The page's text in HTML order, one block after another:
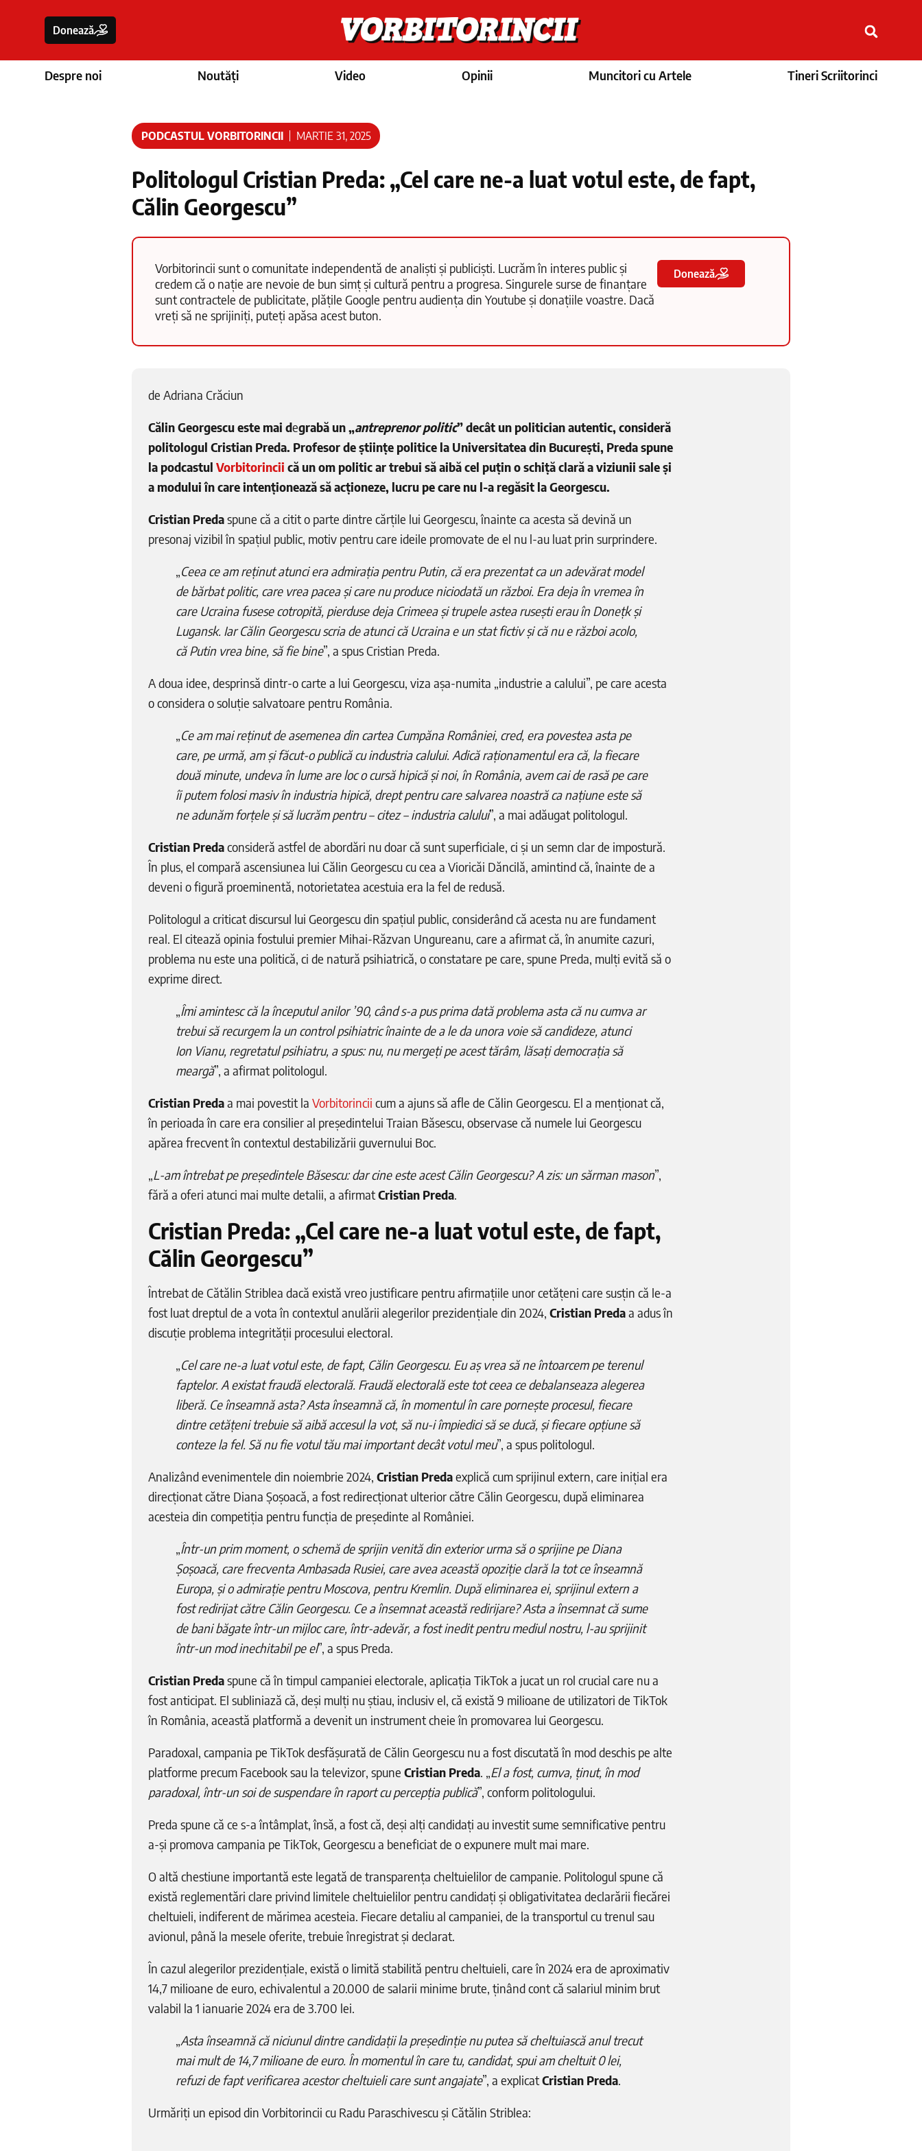
Donează
Despre noi Noutăți Video Opinii Muncitori cu Artele Tineri Scriitorinci
PODCASTUL VORBITORINCII MARTIE 31, 2025
Politologul Cristian Preda: „Cel care ne-a luat votul este, de fapt,
Călin Georgescu”
Vorbitorincii sunt o comunitate independentă de analiști și publiciști. Lucrăm în interes public și
credem că o nație are nevoie de bun simț și cultură pentru a progresa. Singurele surse de finanțare
sunt contractele de publicitate, plățile Google pentru audiența din Youtube și donațiile voastre. Dacă
vreți să ne sprijiniți, puteți apăsa acest buton.
Donează
de Adriana Crăciun
Călin Georgescu este mai degrabă un „antreprenor politic” decât un politician autentic, consideră
politologul Cristian Preda. Profesor de științe politice la Universitatea din București, Preda spune
la podcastul Vorbitorincii că un om politic ar trebui să aibă cel puțin o schiță clară a viziunii sale și
a modului în care intenționează să acționeze, lucru pe care nu l-a regăsit la Georgescu.
Cristian Predaspune că a citit o parte dintre cărțile lui Georgescu, înainte ca acesta să devină un
presonaj vizibil în spațiul public, motiv pentru care ideile promovate de el nu l-au luat prin surprindere.
„Ceea ce am reținut atunci era admirația pentru Putin, că era prezentat ca un adevărat model
de bărbat politic, care vrea pacea și care nu produce niciodată un război. Era deja în vremea în
care Ucraina fusese cotropită, pierduse deja Crimeea și trupele astea rusești erau în Donețk și
Lugansk. Iar Călin Georgescu scria de atunci că Ucraina e un stat fictiv și că nu e război acolo,
că Putin vrea bine, să fie bine”, a spus Cristian Preda.
A doua idee, desprinsă dintr-o carte a lui Georgescu, viza așa-numita „industrie a calului”, pe care acesta
o considera o soluție salvatoare pentru România.
„Ce am mai reținut de asemenea din cartea Cumpăna României, cred, era povestea asta pe
care, pe urmă, am și făcut-o publică cu industria calului. Adică raționamentul era că, la fiecare
două minute, undeva în lume are loc o cursă hipică și noi, în România, avem cai de rasă pe care
îi putem folosi masiv în industria hipică, drept pentru care salvarea noastră ca națiune este să
ne adunăm forțele și să lucrăm pentru – citez – industria calului”, a mai adăugat politologul.
Cristian Predaconsideră astfel de abordări nu doar că sunt superficiale, ci și un semn clar de impostură.
În plus, el compară ascensiunea lui Călin Georgescu cu cea a Vioricăi Dăncilă, amintind că, înainte de a
deveni o figură proeminentă, notorietatea acestuia era la fel de redusă.
Politologul a criticat discursul lui Georgescu din spațiul public, considerând că acesta nu are fundament
real. El citează opinia fostului premier Mihai-Răzvan Ungureanu, care a afirmat că, în anumite cazuri,
problema nu este una politică, ci de natură psihiatrică, o constatare pe care, spune Preda, mulți evită să o
exprime direct.
„Îmi amintesc că la începutul anilor ’90, când s-a pus prima dată problema asta că nu cumva ar
trebui să recurgem la un control psihiatric înainte de a le da unora voie să candideze, atunci
Ion Vianu, regretatul psihiatru, a spus: nu, nu mergeți pe acest tărâm, lăsați democrația să
meargă”, a afirmat politologul.
Cristian Predaa mai povestit la Vorbitorincii cum a ajuns să afle de Călin Georgescu. El a menționat că,
în perioada în care era consilier al președintelui Traian Băsescu, observase că numele lui Georgescu
apărea frecvent în contextul destabilizării guvernului Boc.
„L-am întrebat pe președintele Băsescu: dar cine este acest Călin Georgescu? A zis: un sărman mason”,
fără a oferi atunci mai multe detalii, a afirmatCristian Preda.
Cristian Preda: „Cel care ne-a luat votul este, de fapt,
Călin Georgescu”
Întrebat de Cătălin Striblea dacă există vreo justificare pentru afirmațiile unor cetățeni care susțin că le-a
fost luat dreptul de a vota în contextul anulării alegerilor prezidențiale din 2024, Cristian Predaa adus în
discuție problema integrității procesului electoral.
„Cel care ne-a luat votul este, de fapt, Călin Georgescu. Eu aș vrea să ne întoarcem pe terenul
faptelor. A existat fraudă electorală. Fraudă electorală este tot ceea ce debalanseaza alegerea
liberă. Ce înseamnă asta? Asta înseamnă că, în momentul în care pornește procesul, fiecare
dintre cetățeni trebuie să aibă accesul la vot, să nu-i împiedici să se ducă, și fiecare opțiune să
conteze la fel. Să nu fie votul tău mai important decât votul meu”, a spus politologul.
Analizând evenimentele din noiembrie 2024, Cristian Predaexplică cum sprijinul extern, care inițial era
direcționat către Diana Șoșoacă, a fost redirecționat ulterior către Călin Georgescu, după eliminarea
acesteia din competiția pentru funcția de președinte al României.
„Într-un prim moment, o schemă de sprijin venită din exterior urma să o sprijine pe Diana
Șoșoacă, care frecventa Ambasada Rusiei, care avea această opoziție clară la tot ce înseamnă
Europa, și o admirație pentru Moscova, pentru Kremlin. După eliminarea ei, sprijinul extern a
fost redirijat către Călin Georgescu. Ce a însemnat această redirijare? Asta a însemnat că sume
de bani băgate într-un mijloc care, într-adevăr, a fost inedit pentru mediul nostru, l-au sprijinit
într-un mod inechitabil pe el”, a spus Preda.
Cristian Predaspune că în timpul campaniei electorale, aplicația TikTok a jucat un rol crucial care nu a
fost anticipat. El subliniază că, deși mulți nu știau, inclusiv el, că există 9 milioane de utilizatori de TikTok
în România, această platformă a devenit un instrument cheie în promovarea lui Georgescu.
Paradoxal, campania pe TikTok desfășurată de Călin Georgescu nu a fost discutată în mod deschis pe alte
platforme precum Facebook sau la televizor, spune Cristian Preda. „El a fost, cumva, ținut, în mod
paradoxal, într-un soi de suspendare în raport cu percepția publică”, conform politologului.
Preda spune că ce s-a întâmplat, însă, a fost că, deși alți candidați au investit sume semnificative pentru
a-și promova campania pe TikTok, Georgescu a beneficiat de o expunere mult mai mare.
O altă chestiune importantă este legată de transparența cheltuielilor de campanie. Politologul spune că
există reglementări clare privind limitele cheltuielilor pentru candidați și obligativitatea declarării fiecărei
cheltuieli, indiferent de mărimea acesteia. Fiecare detaliu al campaniei, de la transportul cu trenul sau
avionul, până la mesele oferite, trebuie înregistrat și declarat.
În cazul alegerilor prezidențiale, există o limită stabilită pentru cheltuieli, care în 2024 era de aproximativ
14,7 milioane de euro, echivalentul a 20.000 de salarii minime brute, ținând cont că salariul minim brut
valabil la 1 ianuarie 2024 era de 3.700 lei.
„Asta înseamnă că niciunul dintre candidații la președinție nu putea să cheltuiască anul trecut
mai mult de 14,7 milioane de euro. În momentul în care tu, candidat, spui am cheltuit 0 lei,
refuzi de fapt verificarea acestor cheltuieli care sunt angajate”, a explicatCristian Preda.
Urmăriți un episod din Vorbitorincii cu Radu Paraschivescu și Cătălin Striblea: